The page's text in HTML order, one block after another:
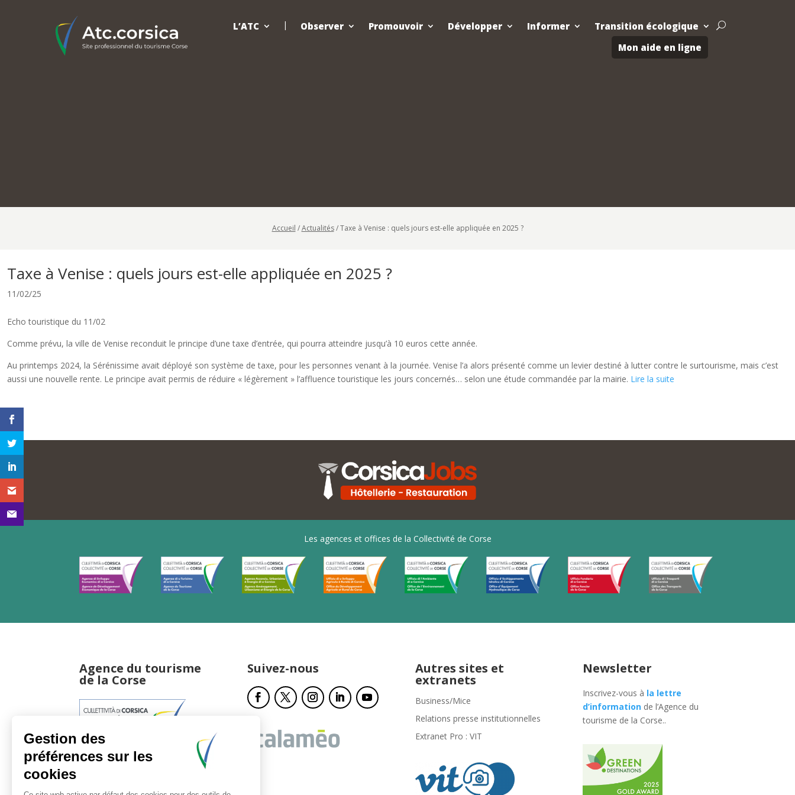
L’ATC Observer Promouvoir Développer Informer
Transition écologique
Mon aide en ligne
U
Accueil /Actualités/Taxe à Venise : quels jours est-elle appliquée en 2025 ?
Taxe à Venise : quels jours est-elle appliquée en 2025 ?
11/02/25
Echo touristique du 11/02
Comme prévu, la ville de Venise reconduit le principe d’une taxe d’entrée, qui pourra atteindre jusqu’à 10 euros cette année.
Au printemps 2024, la Sérénissime avait déployé son système de taxe, pour les personnes venant à la journée. Venise l’a alors présenté comme un levier destiné à lutter contre le surtourisme, mais c’est
aussi une nouvelle rente. Le principe avait permis de réduire « légèrement » l’affluence touristique les jours concernés… selon une étude commandée par la mairie. Lire la suite
Les agences et offices de la Collectivité de Corse
Agence du tourisme
de la Corse
20181 Ajaccio Cedex 01
Suivez-nous Autres sites et
extranets
Business/Mice
Relations presse institutionnelles
Extranet Pro : VIT
Newsletter
Inscrivez-vous à la lettre
d’information de l’Agence du
tourisme de la Corse..